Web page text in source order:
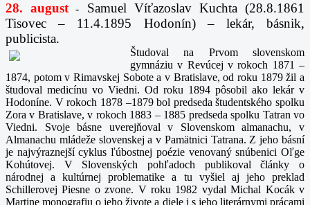
28. august -
Samuel Víťazoslav Kuchta (28.8.1861
Tisovec – 11.4.1895 Hodonín) – lekár, básnik,
publicista.
Študoval na Prvom slovenskom
gymnáziu v Revúcej v rokoch 1871 –
1874, potom v Rimavskej Sobote a v Bratislave, od roku 1879 žil a
študoval medicínu vo Viedni. Od roku 1894 pôsobil ako lekár v
Hodoníne. V rokoch 1878 –1879 bol predseda študentského spolku
Zora v Bratislave, v rokoch 1883 – 1885 predseda spolku Tatran vo
Viedni. Svoje básne uverejňoval v Slovenskom almanachu, v
Almanachu mládeže slovenskej a v Pamätnici Tatrana. Z jeho básní
je najvýraznejší cyklus ľúbostnej poézie venovaný snúbenici Oľge
Kohútovej. V Slovenských pohľadoch publikoval články o
národnej a kultúrnej problematike a tu vyšiel aj jeho preklad
Schillerovej Piesne o zvone. V roku 1982 vydal Michal Kocák v
Martine monografiu o jeho živote a diele i s jeho literárnymi prácami